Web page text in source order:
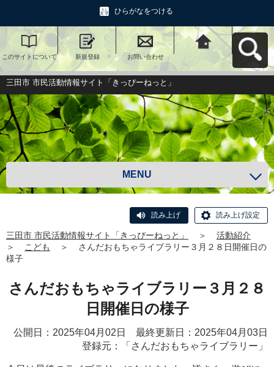
ひらがなをつける
このサイトについて 新規登録 お問い合わせ
三田市 市民活動情報
サイト「きっぴーね
っと」へ戻る
三田市 市民活動情報サイト「きっぴーねっと」
MENU
読み上げ 読み上げ設定
三田市 市民活動情報サイト「きっぴーねっと」 ＞
活動紹介
＞
こども ＞
さんだおもちゃライブラリー３月２８日開催日の
様子
さんだおもちゃライブラリー３月２８
日開催日の様子
公開日：2025年04月02日 最終更新日：2025年04月03日
登録元：「さんだおもちゃライブラリー」